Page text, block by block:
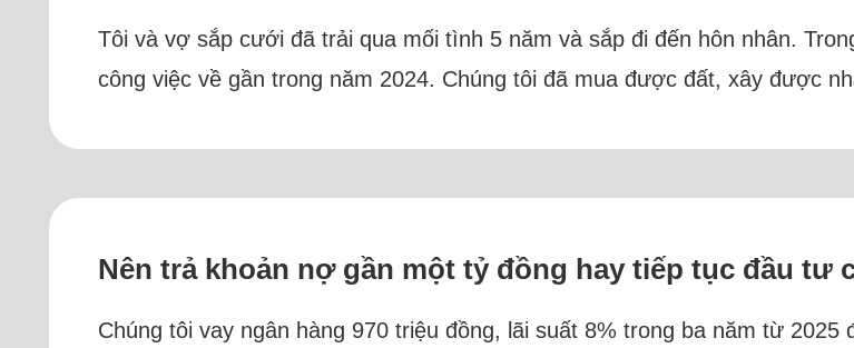
Tôi và vợ sắp cưới đã trải qua mối tình 5 năm và sắp đi đến hôn nhân.
công việc về gần trong năm 2024. Chúng tôi đã mua được đất, xây được
Nên trả khoản nợ gần một tỷ đồng hay tiếp tục đầu tư
Chúng tôi vay ngân hàng 970 triệu đồng, lãi suất 8% trong ba năm từ